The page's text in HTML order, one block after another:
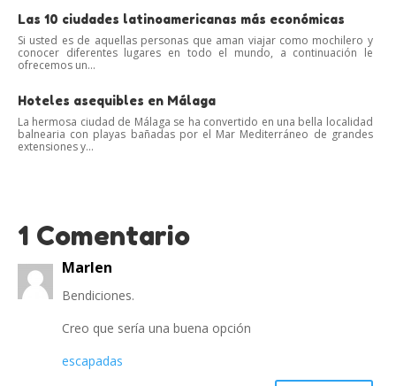
Las 10 ciudades latinoamericanas más económicas
Si usted es de aquellas personas que aman viajar como mochilero y
conocer diferentes lugares en todo el mundo, a continuación le
ofrecemos un...
Hoteles asequibles en Málaga
La hermosa ciudad de Málaga se ha convertido en una bella localidad
balnearia con playas bañadas por el Mar Mediterráneo de grandes
extensiones y...
1 Comentario
Marlen
Bendiciones.
Creo que sería una buena opción
escapadas